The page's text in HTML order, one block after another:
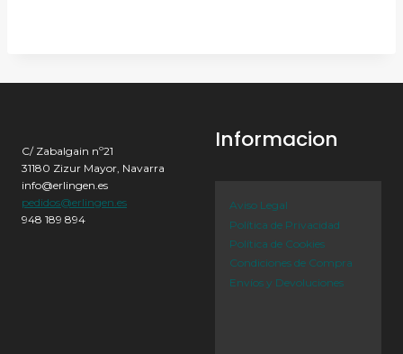
C/ Zabalgain nº21
31180 Zizur Mayor, Navarra
info@erlingen.es
pedidos@erlingen.es
948 189 894
Informacion
Aviso Legal
Política de Privacidad
Política de Cookies
Condiciones de Compra
Envíos y Devoluciones